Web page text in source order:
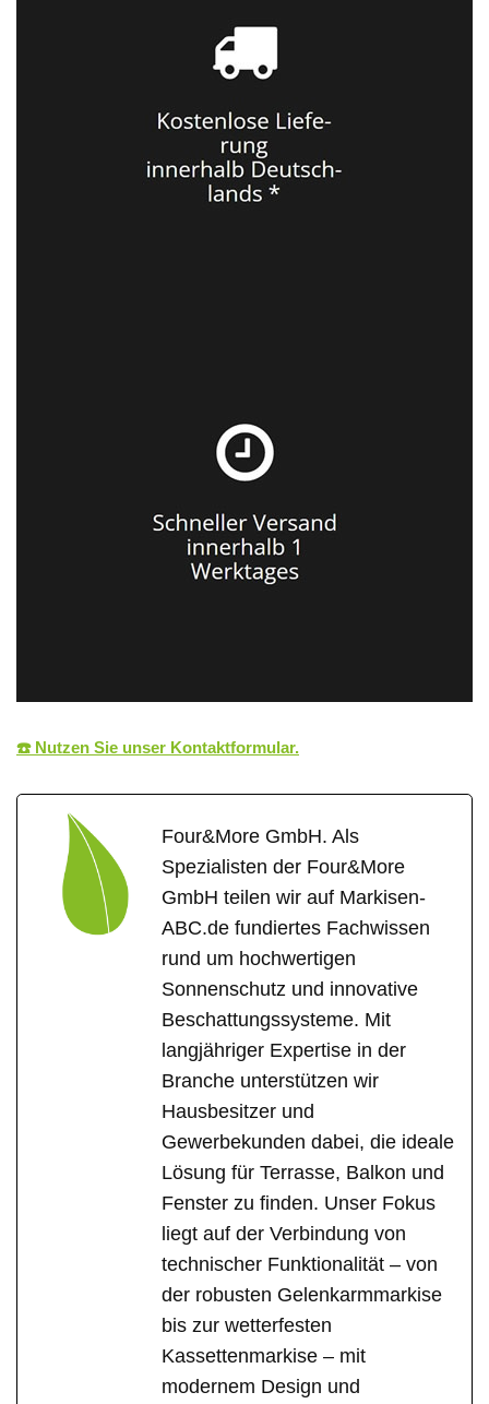
☎️ Nutzen Sie unser Kontaktformular.
Four&More GmbH. Als
Spezialisten der Four&More
GmbH teilen wir auf Markisen-
ABC.de fundiertes Fachwissen
rund um hochwertigen
Sonnenschutz und innovative
Beschattungssysteme. Mit
langjähriger Expertise in der
Branche unterstützen wir
Hausbesitzer und
Gewerbekunden dabei, die ideale
Lösung für Terrasse, Balkon und
Fenster zu finden. Unser Fokus
liegt auf der Verbindung von
technischer Funktionalität – von
der robusten Gelenkarmmarkise
bis zur wetterfesten
Kassettenmarkise – mit
modernem Design und